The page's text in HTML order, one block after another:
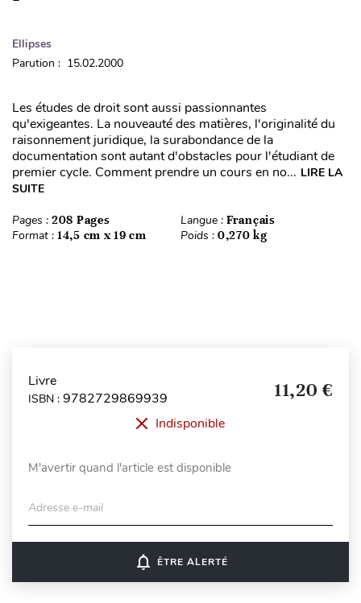
Ellipses
Parution : 15.02.2000
Les études de droit sont aussi passionnantes
qu'exigeantes. La nouveauté des matières, l'originalité du
raisonnement juridique, la surabondance de la
documentation sont autant d'obstacles pour l'étudiant de
premier cycle. Comment prendre un cours en no... LIRE LA
SUITE
Pages : 208 Pages Langue : Français
Format : 14,5 cm x 19 cm Poids : 0,270 kg
Livre
ISBN : 9782729869939 11,20 €
Indisponible
M'avertir quand l'article est disponible
Adresse e-mail
notifications_none ÊTRE ALERTÉ